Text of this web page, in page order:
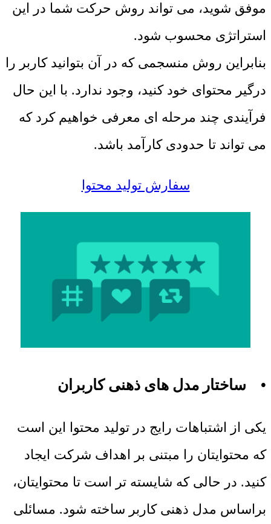
موفق شوید، می تواند روش حرکت شما در این
استراتژی محسوب شود.
بنابراین روش منسجمی که در آن بتوانید کاربر را
درگیر محتوای خود کنید، وجود ندارد. با این حال
فرآیندی چند مرحله ای معرفی خواهیم کرد که
می تواند تا حدودی کارآمد باشد.
سفارش تولید محتوا
• ساختار مدل های ذهنی کاربران
یکی از اشتباهات رایج در تولید محتوا این است
که محتوایتان را مبتنی بر اهداف شرکت ایجاد
کنید. در حالی که شایسته تر است تا محتوایتان،
براساس مدل ذهنی کاربر ساخته شود. مسائلی